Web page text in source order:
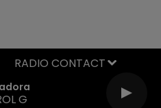
G
RADIO CONTACT